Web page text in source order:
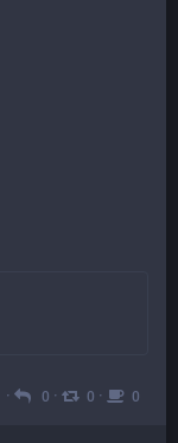
· 0 · 0 · 0